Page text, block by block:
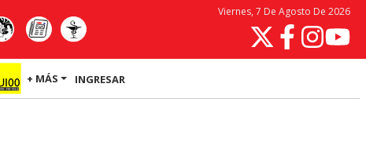
Viernes, 7 De Agosto De 2026
+ MÁS INGRESAR